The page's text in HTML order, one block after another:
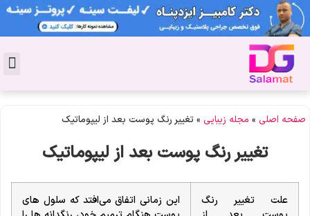
صفحه اصلی » مجله زیبایی » تغییر رنگ پوست بعد از لیپوماتیک
تغییر رنگ پوست بعد از لیپوماتیک
علت تغییر رنگ
این زمانی اتفاق می‌افتد که سلول ‌های